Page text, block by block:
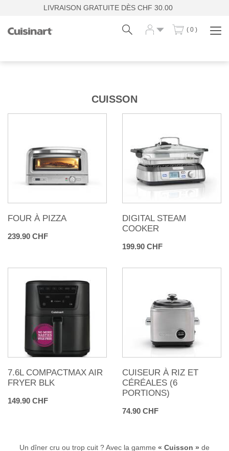
LIVRAISON GRATUITE DÈS CHF 30.00
( 0 )
CUISSON
FOUR À PIZZA
239.90 CHF
DIGITAL STEAM
COOKER
199.90 CHF
7.6L COMPACTMAX AIR
FRYER BLK
149.90 CHF
CUISEUR À RIZ ET
CÉRÉALES (6
PORTIONS)
74.90 CHF
Un dîner cru ou trop cuit ? Avec la gamme « Cuisson » de